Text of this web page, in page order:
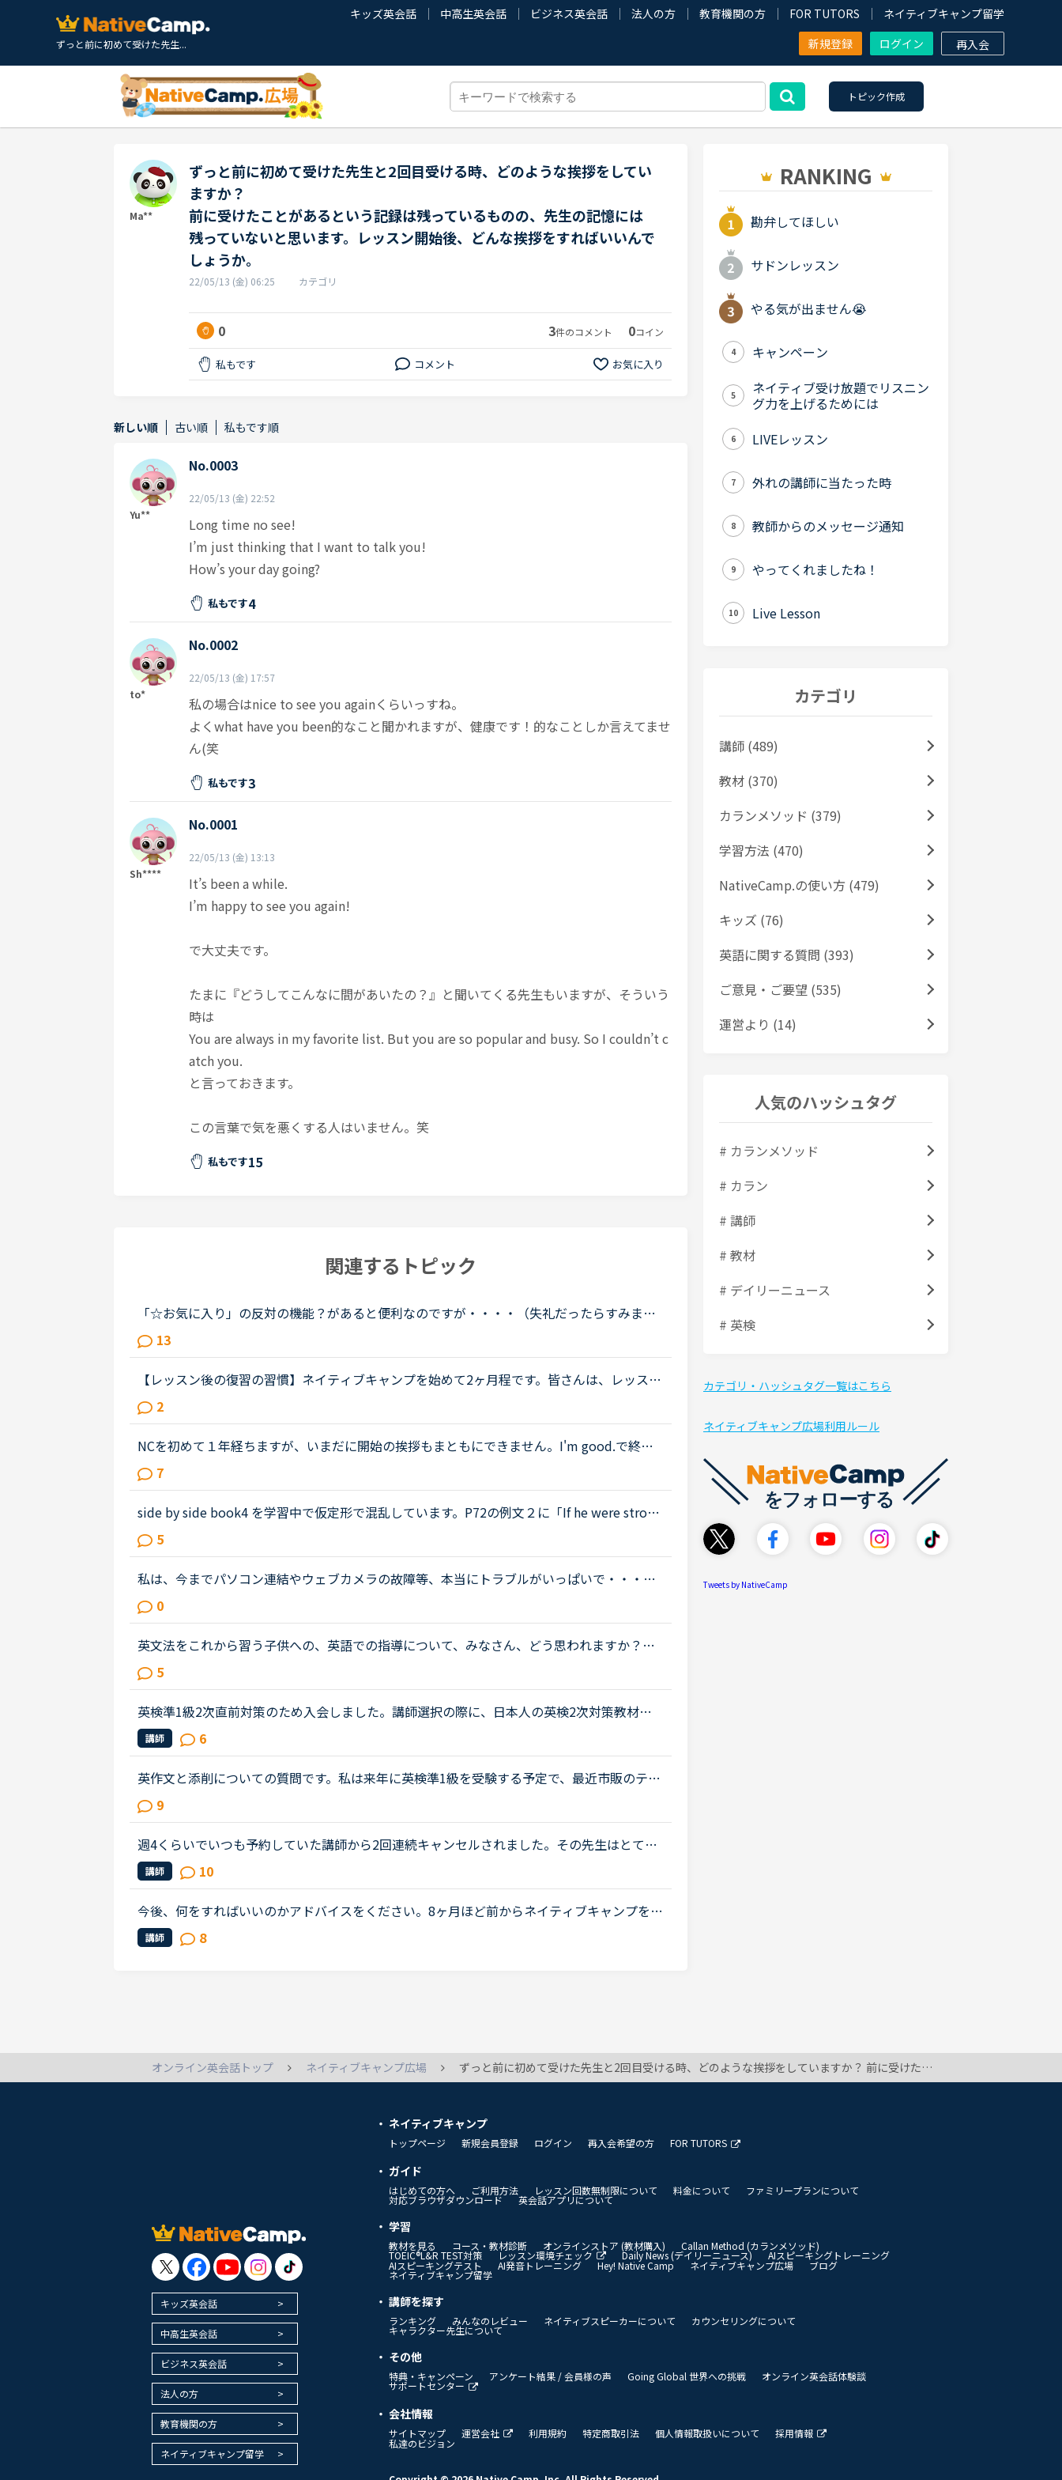
ずっと前に初めて受けた先生...
キッズ英会話 中高生英会話 ビジネス英会話 法人の方 教育機関の方 FOR TUTORS
ネイティブキャンプ留学
新規登録
ログイン 再入会
トピック作成
Ma**
ずっと前に初めて受けた先生と2回目受ける時、どのような挨拶をしてい
ますか？
前に受けたことがあるという記録は残っているものの、先生の記憶には
残っていないと思います。レッスン開始後、どんな挨拶をすればいいんで
しょうか。
22/05/13 (金) 06:25 カテゴリ
0 3件のコメント 0コイン
私もです コメント お気に入り
新しい順 古い順 私もです順
Yu**
No.0003
22/05/13 (金) 22:52
Long time no see!
I’m just thinking that I want to talk you!
How’s your day going?
私もです4
to*
No.0002
22/05/13 (金) 17:57
私の場合はnice to see you againくらいっすね。
よくwhat have you been的なこと聞かれますが、健康です！的なことしか言えてませ
ん(笑
私もです3
Sh****
No.0001
22/05/13 (金) 13:13
It’s been a while.
I’m happy to see you again!
で大丈夫です。
たまに『どうしてこんなに間があいたの？』と聞いてくる先生もいますが、そういう
時は
You are always in my favorite list. But you are so popular and busy. So I couldn’t c
atch you.
と言っておきます。
この言葉で気を悪くする人はいません。笑
私もです15
関連するトピック
「☆お気に入り」の反対の機能？があると便利なのですが・・・・（失礼だったらすみませ
んが、やはり相性があると思うので、あくまで自分の確認のためです）まだ始めたばかり
で、まずはお気に入りの先生をたくさん...
13
【レッスン後の復習の習慣】ネイティブキャンプを始めて2ヶ月程です。皆さんは、レッスン
後の復習を、いつ、どれくらいの時間をかけてやっていらっしゃいますか？新たに知ったフ
レーズを見返したり、言えなかった...
2
NCを初めて１年経ちますが、いまだに開始の挨拶もまともにできません。I'm good.で終わ
らせて、「今日の予定は？」など急に振られた質問にうまく答えられず、レッスン中に講師
に質問すらできません。NCはカランか...
7
side by side book4 を学習中で仮定形で混乱しています。P72の例文２に「If he were strong
er, he'd be able be able to lift weights.」とあり、その下に「※ If [I,he,she,it,we,you,they]
were...」とあるため、...
5
私は、今までパソコン連結やウェブカメラの故障等、本当にトラブルがいっぱいで・・・で
も、ネイティブキャンプの方々から、たった一度も気分の悪い対応を受けたことがありませ
ん。買ったばかりのウェブカメラ故...
0
英文法をこれから習う子供への、英語での指導について、みなさん、どう思われますか？私
は、説明そのものを英語で行うのは、少なくとも中学校の文法の範囲が一通り終わらない
と、なかなか厳しいのではないかと思...
5
英検準1級2次直前対策のため入会しました。講師選択の際に、日本人の英検2次対策教材を
選んで絞り込んでいます（日本語でフィードバックや相談をしたいので)。しかし講師の方々
が英検のどの級まで指導できるのか...
講師 6
英作文と添削についての質問です。私は来年に英検準1級を受験する予定で、最近市販のテキ
ストでライティング練習を始めました。スコアを取るためにはシンプルでも明確正確である
事が大事だと思うものの、自分の英...
9
週4くらいでいつも予約していた講師から2回連続キャンセルされました。その先生はとても
教えるのがうまいので評価もよく、ファンもついている感じですが、予約自体はほぼ私だけ
が一日一回いれている感じです。ご...
講師 10
今後、何をすればいいのかアドバイスをください。8ヶ月ほど前からネイティブキャンプを始
めました。最初は本当に先生の言ってることが全然聞き取れず、何を言っていいかもわから
ない状況でのスタートでした。週30...
講師 8
RANKING
勘弁してほしい
サドンレッスン
やる気が出ません😭
4 キャンペーン
5
ネイティブ受け放題でリスニン
グ力を上げるためには
6 LIVEレッスン
7 外れの講師に当たった時
8 教師からのメッセージ通知
9 やってくれましたね！
10 Live Lesson
カテゴリ
講師 (489)
教材 (370)
カランメソッド (379)
学習方法 (470)
NativeCamp.の使い方 (479)
キッズ (76)
英語に関する質問 (393)
ご意見・ご要望 (535)
運営より (14)
人気のハッシュタグ
# カランメソッド
# カラン
# 講師
# 教材
# デイリーニュース
# 英検
カテゴリ・ハッシュタグ一覧はこちら
ネイティブキャンプ広場利用ルール
Tweets by NativeCamp
オンライン英会話トップ ネイティブキャンプ広場 ずっと前に初めて受けた先生と2回目受ける時、どのような挨拶をしていますか？ 前に受けたことがあるという記録は残っているものの、先生の記憶には残っていないと思います。レッスン開始後、どんな挨拶をすればいいんでしょうか。
キッズ英会話
中高生英会話
ビジネス英会話
法人の方
教育機関の方
ネイティブキャンプ留学
ネイティブキャンプ
トップページ 新規会員登録 ログイン 再入会希望の方 FOR TUTORS
ガイド
はじめての方へ ご利用方法 レッスン回数無制限について 料金について ファミリープランについて
対応ブラウザダウンロード 英会話アプリについて
学習
教材を見る コース・教材診断 オンラインストア (教材購入) Callan Method (カランメソッド)
TOEIC®L&R TEST対策 レッスン環境チェック Daily News (デイリーニュース)
AIスピーキングトレーニング
AIスピーキングテスト
AI発音トレーニング Hey! Native Camp ネイティブキャンプ広場 ブログ
ネイティブキャンプ留学
講師を探す
ランキング みんなのレビュー ネイティブスピーカーについて カウンセリングについて
キャラクター先生について
その他
特典・キャンペーン アンケート結果 / 会員様の声 Going Global 世界への挑戦 オンライン英会話体験談
サポートセンター
会社情報
サイトマップ 運営会社 利用規約 特定商取引法 個人情報取扱いについて 採用情報
私達のビジョン